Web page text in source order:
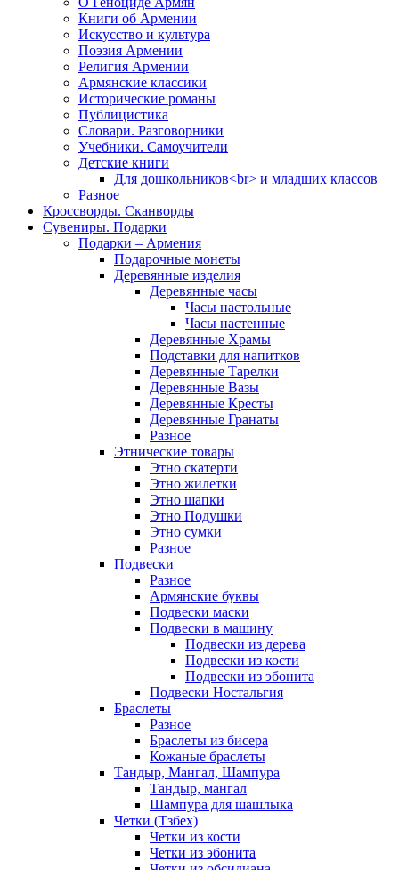
Книги об Армении
Иcкусство и культура
Поэзия Армении
Религия Армении
Армянские классики
Исторические романы
Публицистика
Словари. Разговорники
Учебники. Самоучители
Детские книги
Для дошкольников<br> и младших классов
Разное
Кроссворды. Сканворды
Сувениры. Подарки
Подарки – Армения
Подарочные монеты
Деревянные изделия
Деревянные часы
Часы настольные
Часы настенные
Деревянные Храмы
Подставки для напитков
Деревянные Тарелки
Деревянные Вазы
Деревянные Кресты
Деревянные Гранаты
Разное
Этнические товары
Этно скатерти
Этно жилетки
Этно шапки
Этно Подушки
Этно сумки
Разное
Подвески
Разное
Армянские буквы
Подвески маски
Подвески в машину
Подвески из дерева
Подвески из кости
Подвески из эбонита
Подвески Ностальгия
Браслеты
Разное
Браслеты из бисера
Кожаные браслеты
Тандыр, Мангал, Шампура
Тандыр, мангал
Шампура для шашлыка
Четки (Тзбех)
Четки из кости
Четки из эбонита